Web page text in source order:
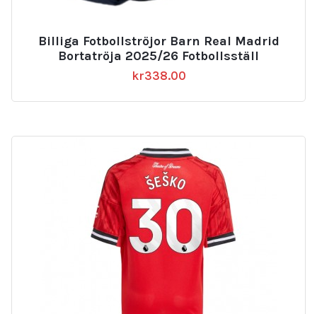
Billiga Fotbollströjor Barn Real Madrid
Bortatröja 2025/26 Fotbollsställ
kr338.00